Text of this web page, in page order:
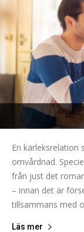
En kärleksrelation
omvårdnad.
från just det
– innan det är
tillsammans med
Läs mer